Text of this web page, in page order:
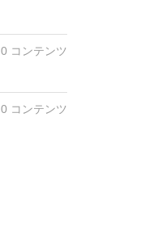
0 コンテンツ
0 コンテンツ